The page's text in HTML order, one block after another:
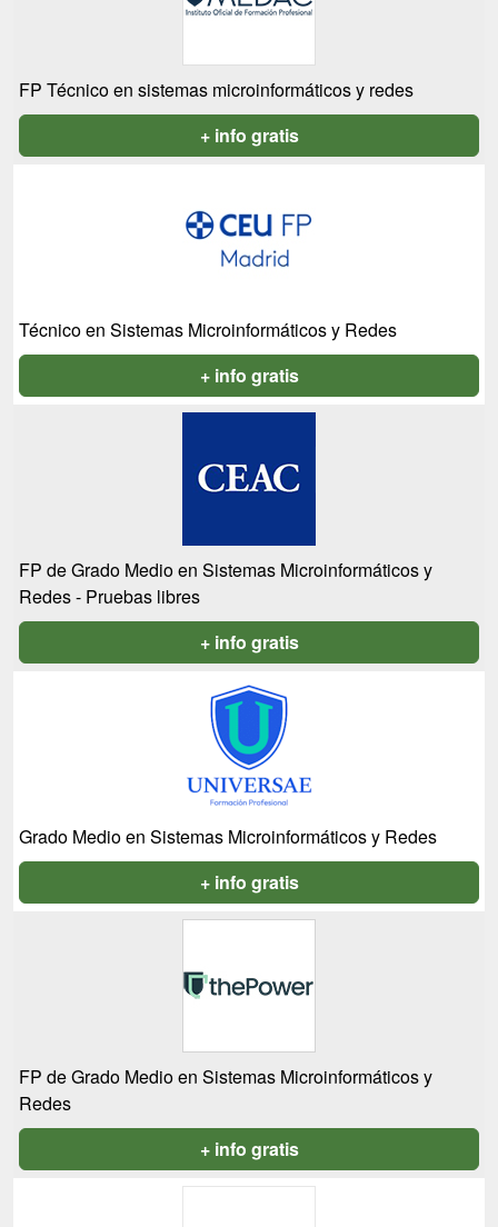
FP Técnico en sistemas microinformáticos y redes
+ info gratis
Técnico en Sistemas Microinformáticos y Redes
+ info gratis
FP de Grado Medio en Sistemas Microinformáticos y
Redes - Pruebas libres
+ info gratis
Grado Medio en Sistemas Microinformáticos y Redes
+ info gratis
FP de Grado Medio en Sistemas Microinformáticos y
Redes
+ info gratis